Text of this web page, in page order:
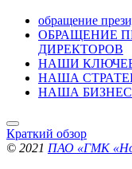
обращение
ОБРАЩЕНИЕ
ДИРЕКТОРОВ
НАШИ
НАША
НАША
Краткий обзор
© 2021 ПАО «ГМК